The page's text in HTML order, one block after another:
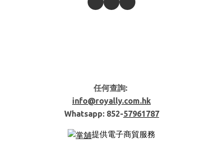
任何查詢:
info@royally.com.hk
Whatsapp: 852-57961787
提供電子商貿服務